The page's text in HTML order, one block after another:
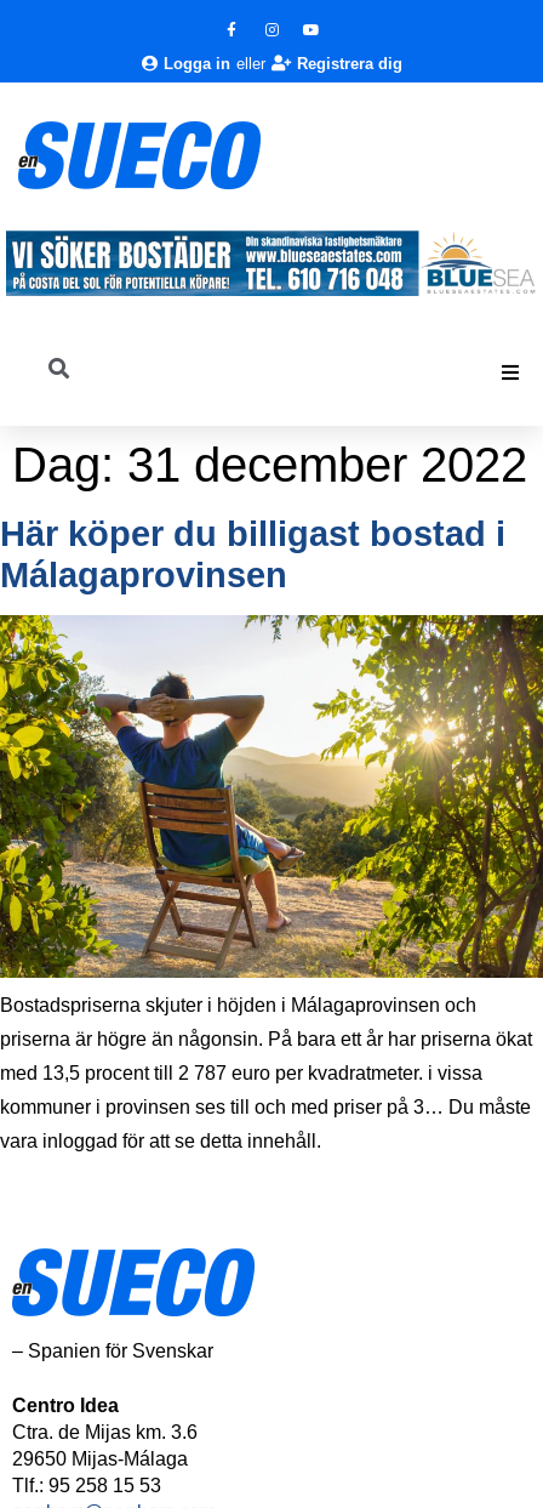
Logga in eller Registrera dig
Dag: 31 december 2022
Här köper du billigast bostad i
Málagaprovinsen
Bostadspriserna skjuter i höjden i Málagaprovinsen och
priserna är högre än någonsin. På bara ett år har priserna ökat
med 13,5 procent till 2 787 euro per kvadratmeter. i vissa
kommuner i provinsen ses till och med priser på 3… Du måste
vara inloggad för att se detta innehåll.
– Spanien för Svenskar
Centro Idea
Ctra. de Mijas km. 3.6
29650 Mijas-Málaga
Tlf.: 95 258 15 53